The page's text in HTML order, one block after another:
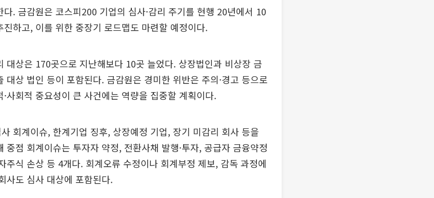
다. 금감원은 코스피200 기업의 심사·감리 주기를 현행 20년에서 10
하고, 이를 위한 중장기 로드맵도 마련할 예정이다.
대상은 170곳으로 지난해보다 10곳 늘었다. 상장법인과 비상장 금
대상 법인 등이 포함된다. 금감원은 경미한 위반은 주의·경고 등으로
사회적 중요성이 큰 사건에는 역량을 집중할 계획이다.
회계이슈, 한계기업 징후, 상장예정 기업, 장기 미감리 회사 등을
중점 회계이슈는 투자자 약정, 전환사채 발행·투자, 공급자 금융약정
주식 손상 등 4개다. 회계오류 수정이나 회계부정 제보, 감독 과정에
사도 심사 대상에 포함된다.